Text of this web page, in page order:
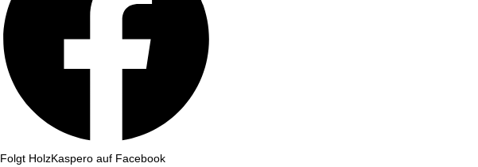
Folgt HolzKaspero auf Facebook